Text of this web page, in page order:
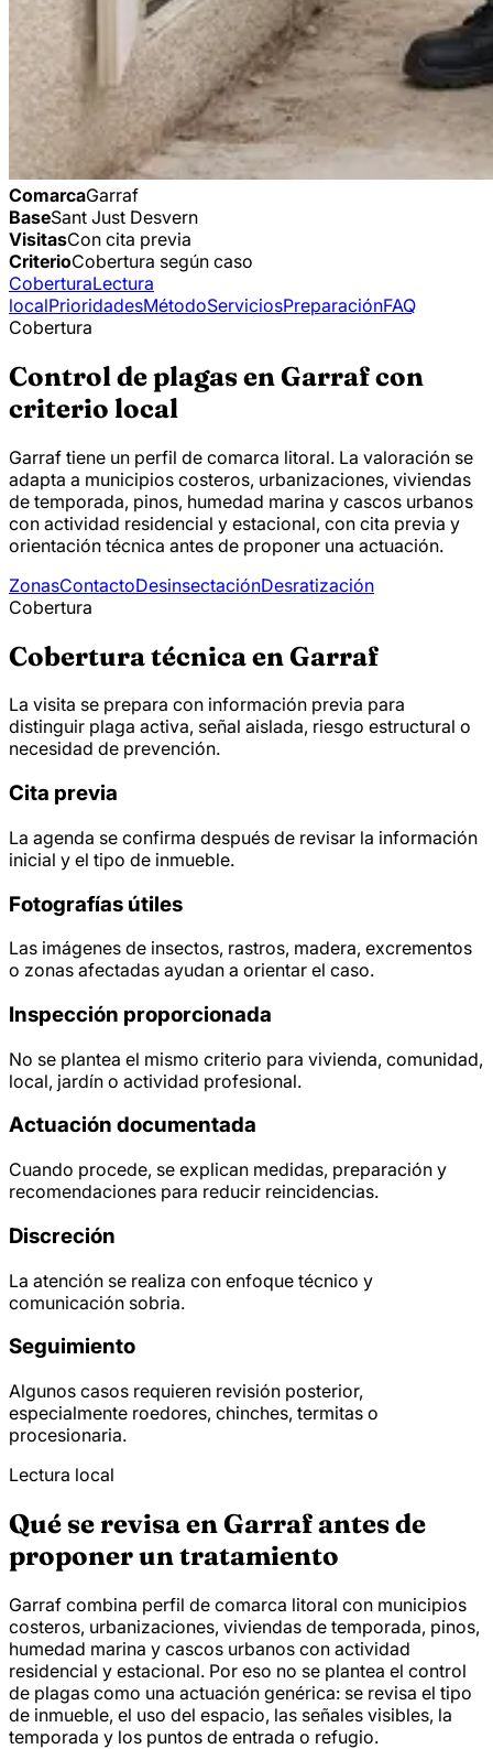
ComarcaGarraf
BaseSant Just Desvern
VisitasCon cita previa
CriterioCobertura según caso
CoberturaLectura
localPrioridadesMétodoServiciosPreparaciónFAQ
Cobertura
Control de plagas en Garraf con
criterio local
Garraf tiene un perfil de comarca litoral. La valoración se
adapta a municipios costeros, urbanizaciones, viviendas
de temporada, pinos, humedad marina y cascos urbanos
con actividad residencial y estacional, con cita previa y
orientación técnica antes de proponer una actuación.
ZonasContactoDesinsectaciónDesratización
Cobertura
Cobertura técnica en Garraf
La visita se prepara con información previa para
distinguir plaga activa, señal aislada, riesgo estructural o
necesidad de prevención.
Cita previa
La agenda se confirma después de revisar la información
inicial y el tipo de inmueble.
Fotografías útiles
Las imágenes de insectos, rastros, madera, excrementos
o zonas afectadas ayudan a orientar el caso.
Inspección proporcionada
No se plantea el mismo criterio para vivienda, comunidad,
local, jardín o actividad profesional.
Actuación documentada
Cuando procede, se explican medidas, preparación y
recomendaciones para reducir reincidencias.
Discreción
La atención se realiza con enfoque técnico y
comunicación sobria.
Seguimiento
Algunos casos requieren revisión posterior,
especialmente roedores, chinches, termitas o
procesionaria.
Lectura local
Qué se revisa en Garraf antes de
proponer un tratamiento
Garraf combina perfil de comarca litoral con municipios
costeros, urbanizaciones, viviendas de temporada, pinos,
humedad marina y cascos urbanos con actividad
residencial y estacional. Por eso no se plantea el control
de plagas como una actuación genérica: se revisa el tipo
de inmueble, el uso del espacio, las señales visibles, la
temporada y los puntos de entrada o refugio.